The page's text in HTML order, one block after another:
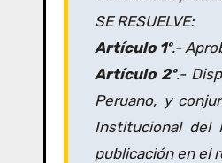
SE RESUELVE:
Artículo 1º.-
Artículo 2º.-
Peruano, y
Institucional del
publicación en el